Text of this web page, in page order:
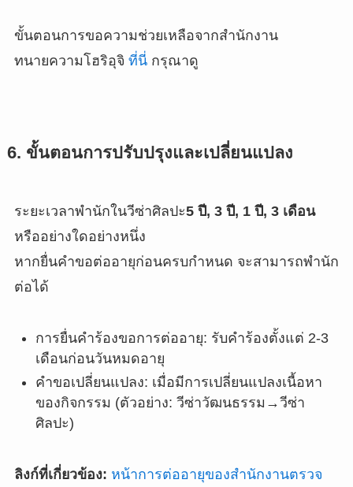
ขั้นตอนการขอความช่วยเหลือจากสำนักงาน
ทนายความโฮริอุจิ ที่นี่กรุณาดู
6. ขั้นตอนการปรับปรุงและเปลี่ยนแปลง
ระยะเวลาพำนักในวีซ่าศิลปะ5 ปี, 3 ปี, 1 ปี, 3 เดือน
หรืออย่างใดอย่างหนึ่ง
หากยื่นคำขอต่ออายุก่อนครบกำหนด จะสามารถพำนัก
ต่อได้
การยื่นคำร้องขอการต่ออายุ: รับคำร้องตั้งแต่ 2-3
เดือนก่อนวันหมดอายุ
คำขอเปลี่ยนแปลง: เมื่อมีการเปลี่ยนแปลงเนื้อหา
ของกิจกรรม (ตัวอย่าง: วีซ่าวัฒนธรรม→วีซ่า
ศิลปะ)
ลิงก์ที่เกี่ยวข้อง: หน้าการต่ออายุของสำนักงานตรวจ